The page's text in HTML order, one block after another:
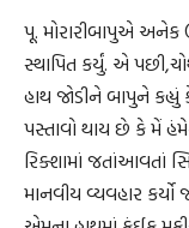
પૂ. મોરારીબાપુએ અનેક
સ્થાપિત કર્યું. એ
હાથ જોડીને બાપુને
પસ્તાવો થાય છે કે મેં
રિક્શામાં જતાંઆવતાં
માનવીય વ્યવહાર